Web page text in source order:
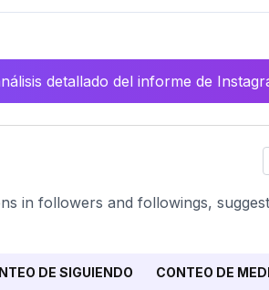
detallado del informe de
in followers and followings,
DE SIGUIENDO CONTEO DE